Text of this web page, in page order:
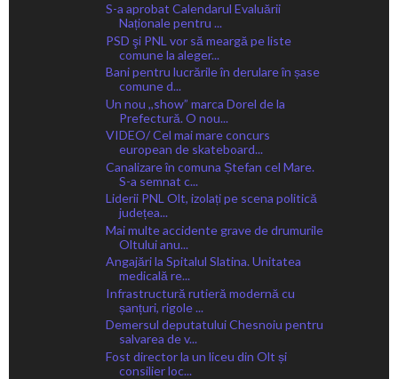
S-a aprobat Calendarul Evaluării
Naționale pentru ...
PSD şi PNL vor să meargă pe liste
comune la aleger...
Bani pentru lucrările în derulare în șase
comune d...
Un nou ,,show” marca Dorel de la
Prefectură. O nou...
VIDEO/ Cel mai mare concurs
european de skateboard...
Canalizare în comuna Ștefan cel Mare.
S-a semnat c...
Liderii PNL Olt, izolați pe scena politică
județea...
Mai multe accidente grave de drumurile
Oltului anu...
Angajări la Spitalul Slatina. Unitatea
medicală re...
Infrastructură rutieră modernă cu
șanțuri, rigole ...
Demersul deputatului Chesnoiu pentru
salvarea de v...
Fost director la un liceu din Olt și
consilier loc...